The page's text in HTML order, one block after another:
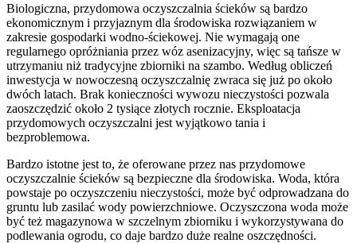
Biologiczna, przydomowa oczyszczalnia ścieków są bardzo
ekonomicznym i przyjaznym dla środowiska rozwiązaniem w
zakresie gospodarki wodno-ściekowej. Nie wymagają one
regularnego opróżniania przez wóz asenizacyjny, więc są tańsze w
utrzymaniu niż tradycyjne zbiorniki na szambo. Według obliczeń
inwestycja w nowoczesną oczyszczalnię zwraca się już po około
dwóch latach. Brak konieczności wywozu nieczystości pozwala
zaoszczędzić około 2 tysiące złotych rocznie. Eksploatacja
przydomowych oczyszczalni jest wyjątkowo tania i
bezproblemowa.
Bardzo istotne jest to, że oferowane przez nas przydomowe
oczyszczalnie ścieków są bezpieczne dla środowiska. Woda, która
powstaje po oczyszczeniu nieczystości, może być odprowadzana do
gruntu lub zasilać wody powierzchniowe. Oczyszczona woda może
być też magazynowa w szczelnym zbiorniku i wykorzystywana do
podlewania ogrodu, co daje bardzo duże realne oszczędności.